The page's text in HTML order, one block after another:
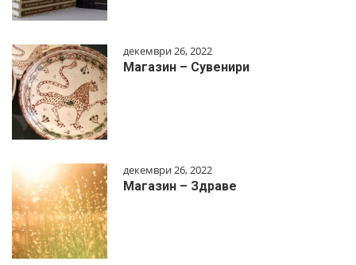
декември 26, 2022
Магазин – Сувенири
декември 26, 2022
Магазин – Здраве